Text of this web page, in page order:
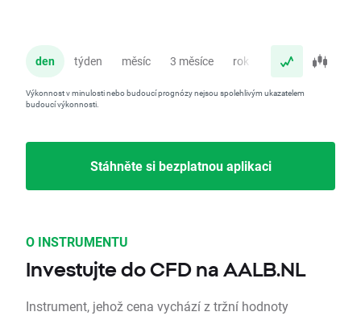
den týden měsíc 3 měsíce rok
Výkonnost v minulosti nebo budoucí prognózy nejsou spolehlivým ukazatelem
budoucí výkonnosti.
Stáhněte si bezplatnou aplikaci
O INSTRUMENTU
Investujte do CFD na AALB.NL
Instrument, jehož cena vychází z tržní hodnoty